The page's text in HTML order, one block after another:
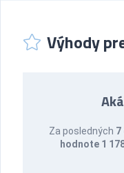
Výhody
Za posledných 7
hodnote 1